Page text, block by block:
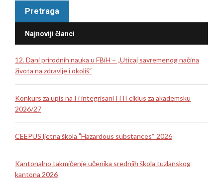
Najnoviji članci
12. Dani prirodnih nauka u FBiH – „Uticaj savremenog načina
života na zdravlje i okoliš“
Konkurs za upis na I i integrisani I i II ciklus za akademsku
2026/27
CEEPUS ljetna škola ″Hazardous substances“ 2026
Kantonalno takmičenje učenika srednjih škola tuzlanskog
kantona 2026